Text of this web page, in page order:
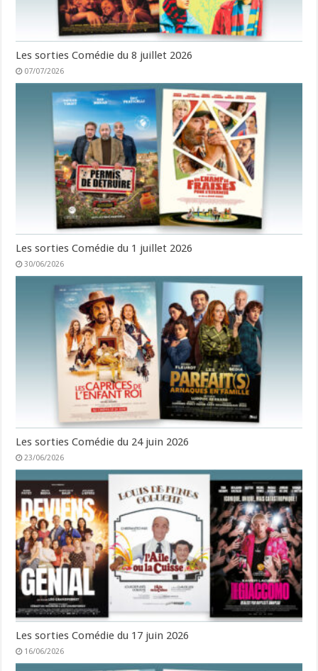
Les sorties Comédie du 8 juillet 2026
07/07/2026
Les sorties Comédie du 1 juillet 2026
30/06/2026
Les sorties Comédie du 24 juin 2026
23/06/2026
Les sorties Comédie du 17 juin 2026
16/06/2026